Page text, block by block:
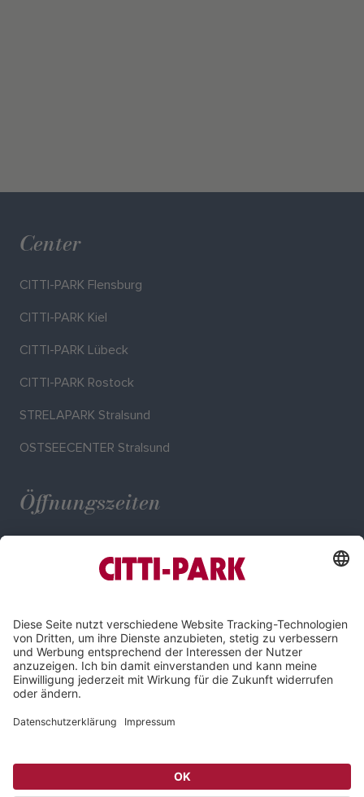
Center
CITTI-PARK Flensburg
CITTI-PARK Kiel
CITTI-PARK Lübeck
CITTI-PARK Rostock
STRELAPARK Stralsund
OSTSEECENTER Stralsund
Öffnungszeiten
Impressum
Datenschutz
Cookie-Einstellungen